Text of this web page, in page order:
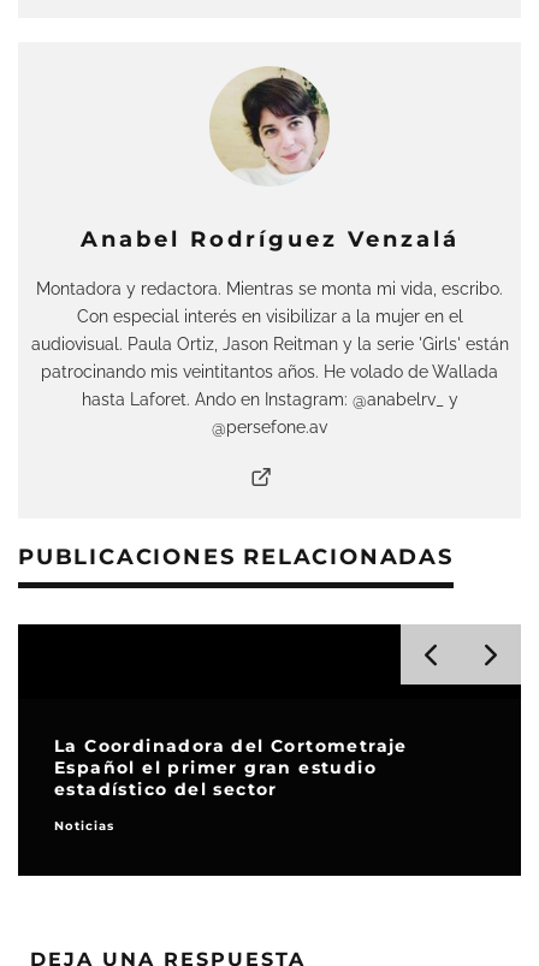
Anabel Rodríguez Venzalá
Montadora y redactora. Mientras se monta mi vida, escribo.
Con especial interés en visibilizar a la mujer en el
audiovisual. Paula Ortiz, Jason Reitman y la serie 'Girls' están
patrocinando mis veintitantos años. He volado de Wallada
hasta Laforet. Ando en Instagram: @anabelrv_ y
@persefone.av
PUBLICACIONES RELACIONADAS
La Coordinadora del Cortometraje
Español el primer gran estudio
estadístico del sector
Noticias
DEJA UNA RESPUESTA